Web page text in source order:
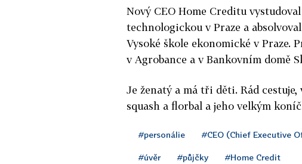
Nový CEO Home Creditu
technologickou v Praze a
Vysoké škole ekonomické v Praze.
v Agrobance a v Bankovním domě
Je ženatý a má tři děti. Rád
squash a florbal a jeho velkým
#personálie #CEO (Chief Executive
#úvěr #půjčky #Home Credit